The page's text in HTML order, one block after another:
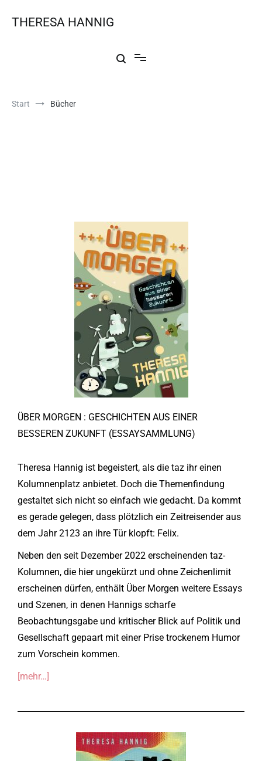
THERESA HANNIG
Start Bücher
ÜBER MORGEN : GESCHICHTEN AUS EINER
BESSEREN ZUKUNFT (ESSAYSAMMLUNG)
Theresa Hannig ist begeistert, als die taz ihr einen
Kolumnenplatz anbietet. Doch die Themenfindung
gestaltet sich nicht so einfach wie gedacht. Da kommt
es gerade gelegen, dass plötzlich ein Zeitreisender aus
dem Jahr 2123 an ihre Tür klopft: Felix.
Neben den seit Dezember 2022 erscheinenden taz-
Kolumnen, die hier ungekürzt und ohne Zeichenlimit
erscheinen dürfen, enthält Über Morgen weitere Essays
und Szenen, in denen Hannigs scharfe
Beobachtungsgabe und kritischer Blick auf Politik und
Gesellschaft gepaart mit einer Prise trockenem Humor
zum Vorschein kommen.
[mehr…]